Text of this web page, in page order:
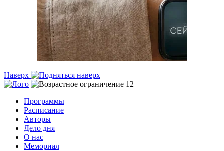
Наверх
Программы
Расписание
Авторы
Дело дня
О нас
Мемориал